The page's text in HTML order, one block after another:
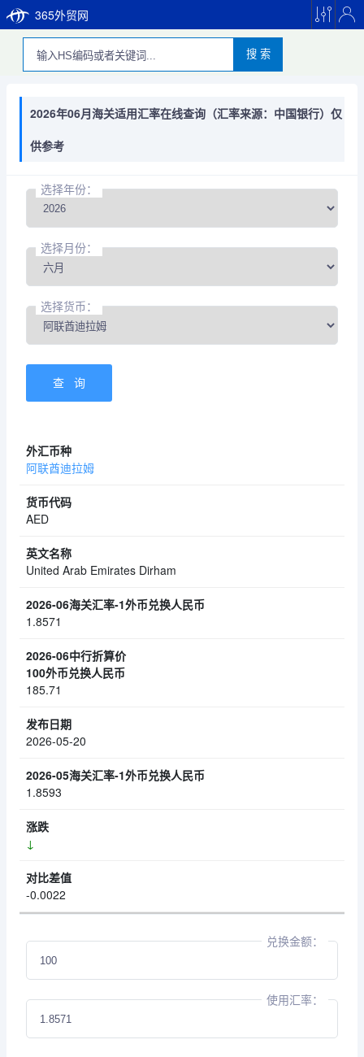
365外贸网
搜 索
2026年06月海关适用汇率在线查询（汇率来源：中国银行）仅
供参考
选择年份：
选择月份：
选择货币：
阿联酋迪拉姆
AED
United Arab Emirates Dirham
1.8571
185.71
2026-05-20
1.8593
↓
-0.0022
兑换金额：
使用汇率：